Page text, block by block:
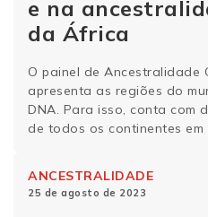
e na
da África
O painel de Ancestralidade
apresenta as regiões do
DNA. Para isso, conta com
de todos os continentes
África.
ANCESTRALIDADE
25 de agosto de 2023